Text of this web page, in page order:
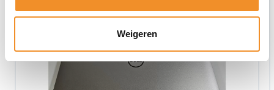
Weigeren